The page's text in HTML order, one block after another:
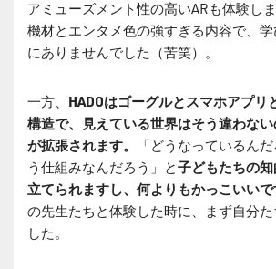
アミューズメント性の高いARも体験し
機材とエンタメ色の強すぎる内容で、学
にありませんでした（苦笑）。
一方、 HADOはゴーグルとスマホアプリ
構造で、見えている世界はそう違わな
が拡張されます。
「どうなっているん
う仕組みなんだろう」と子どもたちの
立てられますし、何よりもかっこいい
の先生たちと体験した時に、まず自分
した。